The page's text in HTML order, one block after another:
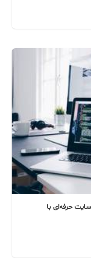
حرفه‌ای با